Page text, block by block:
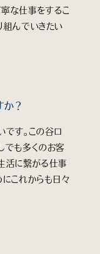
な仕事をするこ
組んでいきたい
？
です。この谷口
でも多くのお客
活に繋がる仕事
にこれからも日々